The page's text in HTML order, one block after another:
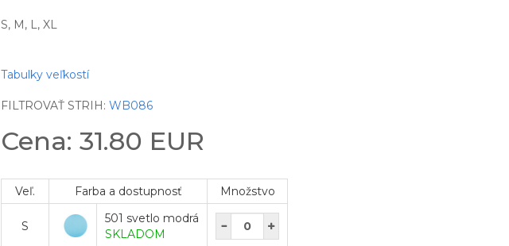
S, M, L, XL
Tabulky veľkostí
FILTROVAŤ STRIH:WB086
Cena: 31.80 EUR
Veľ. Farba a dostupnosť Množstvo
S
501 svetlo modrá
SKLADOM